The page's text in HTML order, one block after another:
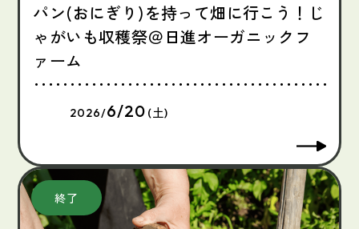
パン(おにぎり)を持って畑に行こう！じ
ゃがいも収穫祭＠日進オーガニックフ
ァーム
2026/6/20 (土)